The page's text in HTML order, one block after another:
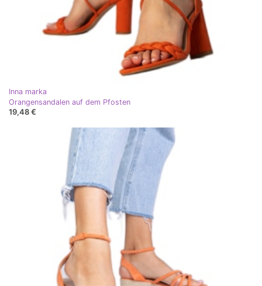
Inna marka
Orangensandalen auf dem Pfosten
19,48 €